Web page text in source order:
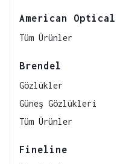
American Optical
Tüm Ürünler
Brendel
Gözlükler
Güneş Gözlükleri
Tüm Ürünler
Fineline